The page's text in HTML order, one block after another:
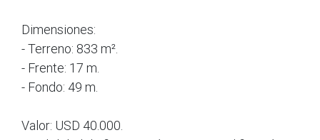
Dimensiones:
- Terreno: 833 m².
- Frente: 17 m.
- Fondo: 49 m.
Valor: USD 40.000.